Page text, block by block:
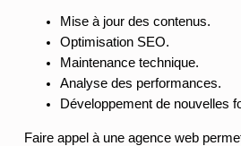
Mise à jour des contenus.
Optimisation SEO.
Maintenance technique.
Analyse des performances.
Développement de nouvelles
Faire appel à une agence web